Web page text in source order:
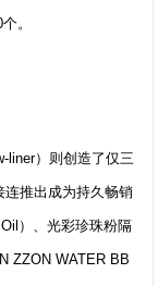
。
liner）则创造了仅三
推出成为持久畅销
）、光彩珍珠粉隔
ZZON WATER BB